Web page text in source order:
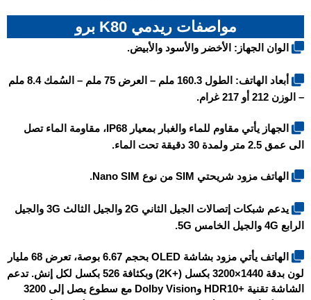
مواصفات ريدمي K80 برو
الوان الجهاز: الأخضر والأسود والأبيض.
أبعاد الهاتف: الطول 160.3 ملم – العرض 75 ملم – السُمك 8.4 ملم
– الوزن 212 أو 217 غرام.
الجهاز يأتي مقاوم للماء والغبار بمعيار IP68، مقاومة الماء تصل
الى عمق 2.5 متر ولمدة 30 دقيقة تحت الماء.
الهاتف مزود شريحتي SIM من نوع Nano SIM.
يدعم شبكات إتصالات الجيل الثاني 2G والجيل الثالث 3G والجيل
الرابع 4G والجيل الخامس 5G.
الهاتف يأتي مزود بشاشة OLED بحجم 6.67 بوصة، تعرض 68 مليار
لون بدقة 1440×3200 بكسل (+2K) وبكثافة 526 بكسل لكل إنش. تدعم
الشاشة تقنية +HDR10 وDolby Vision مع سطوع يصل إلى 3200